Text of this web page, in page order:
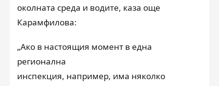
околната среда и водите, каза още
Карамфилова:
„Ако в настоящия момент в една
регионална
инспекция, например, има няколко